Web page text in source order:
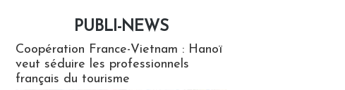
PUBLI-NEWS
Coopération France-Vietnam : Hanoï
veut séduire les professionnels
français du tourisme